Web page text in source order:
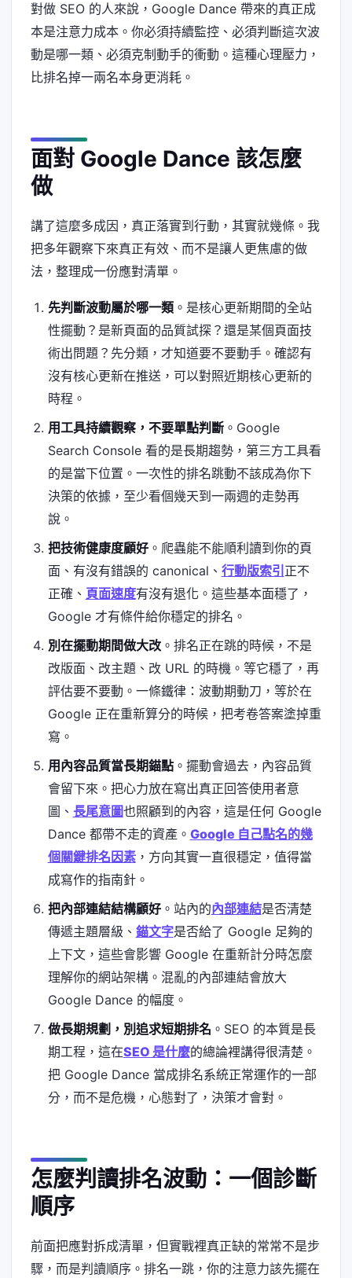
對做 SEO 的人來說，Google Dance 帶來的真正成
本是注意力成本。你必須持續監控、必須判斷這次波
動是哪一類、必須克制動手的衝動。這種心理壓力，
比排名掉一兩名本身更消耗。
面對 Google Dance 該怎麼
做
講了這麼多成因，真正落實到行動，其實就幾條。我
把多年觀察下來真正有效、而不是讓人更焦慮的做
法，整理成一份應對清單。
先判斷波動屬於哪一類。是核心更新期間的全站
性擺動？是新頁面的品質試探？還是某個頁面技
術出問題？先分類，才知道要不要動手。確認有
沒有核心更新在推送，可以對照近期核心更新的
時程。
用工具持續觀察，不要單點判斷。Google
Search Console 看的是長期趨勢，第三方工具看
的是當下位置。一次性的排名跳動不該成為你下
決策的依據，至少看個幾天到一兩週的走勢再
說。
把技術健康度顧好。爬蟲能不能順利讀到你的頁
面、有沒有錯誤的 canonical、 行動版索引 正不
正確、 頁面速度有沒有退化。這些基本面穩了，
Google 才有條件給你穩定的排名。
別在擺動期間做大改。排名正在跳的時候，不是
改版面、改主題、改 URL 的時機。等它穩了，再
評估要不要動。一條鐵律：波動期動刀，等於在
Google 正在重新算分的時候，把考卷答案塗掉重
寫。
用內容品質當長期錨點。擺動會過去，內容品質
會留下來。把心力放在寫出真正回答使用者意
圖、 長尾意圖也照顧到的內容，這是任何 Google
Dance 都帶不走的資產。 Google 自己點名的幾
個關鍵排名因素，方向其實一直很穩定，值得當
成寫作的指南針。
把內部連結結構顧好。站內的內部連結是否清楚
傳遞主題層級、 錨文字是否給了 Google 足夠的
上下文，這些會影響 Google 在重新計分時怎麼
理解你的網站架構。混亂的內部連結會放大
Google Dance 的幅度。
做長期規劃，別追求短期排名 。SEO 的本質是長
期工程，這在SEO 是什麼的總論裡講得很清楚。
把 Google Dance 當成排名系統正常運作的一部
分，而不是危機，心態對了，決策才會對。
怎麼判讀排名波動：一個診斷
順序
前面把應對拆成清單，但實戰裡真正缺的常常不是步
驟，而是判讀順序。排名一跳，你的注意力該先擺在